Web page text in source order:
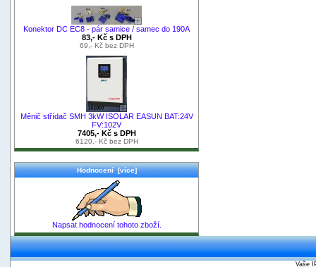
Konektor DC EC8 - pár samice / samec do 190A
83,- Kč s DPH
69,- Kč bez DPH
Měnič střídač SMH 3kW ISOLAR EASUN BAT:24V
FV:102V
7405,- Kč s DPH
6120,- Kč bez DPH
Hodnocení [více]
Napsat hodnocení tohoto zboží.
Vaše